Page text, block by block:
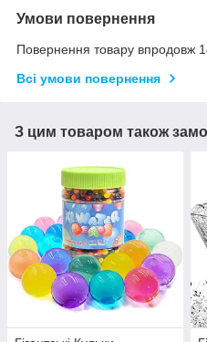
Умови повернення
Повернення товару впродовж
Всі умови повернення
З цим товаром також